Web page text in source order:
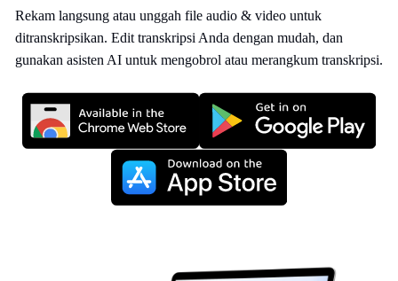
Rekam langsung atau unggah file audio & video untuk
ditranskripsikan. Edit transkripsi Anda dengan mudah, dan
gunakan asisten AI untuk mengobrol atau merangkum transkripsi.